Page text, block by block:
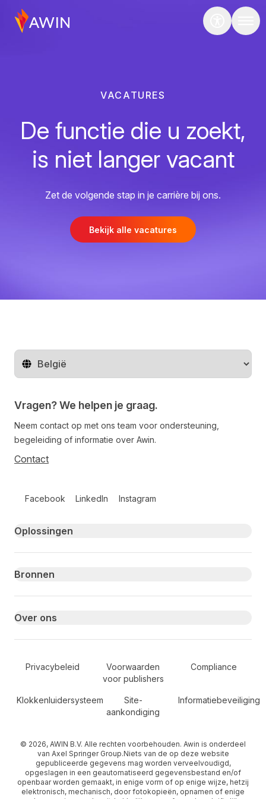
VACATURES
De functie die u zoekt,
is niet langer vacant
Zet de volgende stap in je carrière bij ons.
Bekijk alle vacatures
Regio wijzigen
Vragen? We helpen je graag.
Neem contact op met ons team voor ondersteuning,
begeleiding of informatie over Awin.
Contact
Facebook LinkedIn Instagram
Primary footer navigation
Oplossingen
Bronnen
Over ons
Secondary Footer Navigation
Privacybeleid
Voorwaarden
voor publishers
Compliance
Klokkenluidersysteem
Site-
aankondiging
Informatiebeveiliging
© 2026, AWIN B.V. Alle rechten voorbehouden. Awin is onderdeel
van Axel Springer Group.Niets van de op deze website
gepubliceerde gegevens mag worden verveelvoudigd,
opgeslagen in een geautomatiseerd gegevensbestand en/of
openbaar worden gemaakt, in enige vorm of op enige wijze, hetzij
elektronisch, mechanisch, door fotokopieën, opnamen of enige